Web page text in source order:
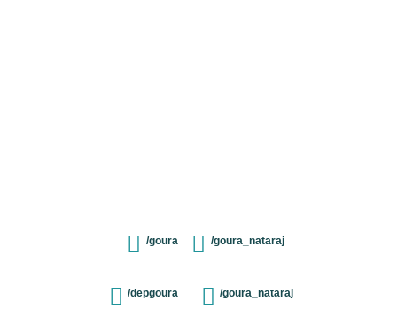
/goura /goura_nataraj
/depgoura /goura_nataraj